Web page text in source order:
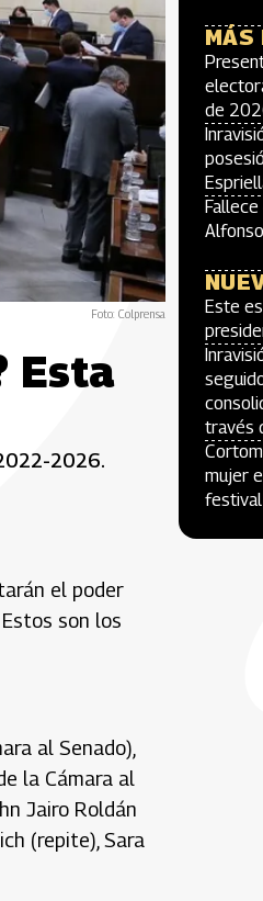
Foto: Colprensa
Esta
2026.
el poder
son los
al Senado),
la Cámara al
Jairo Roldán
(repite), Sara
MÁS
de
Este
través
mujer
festival